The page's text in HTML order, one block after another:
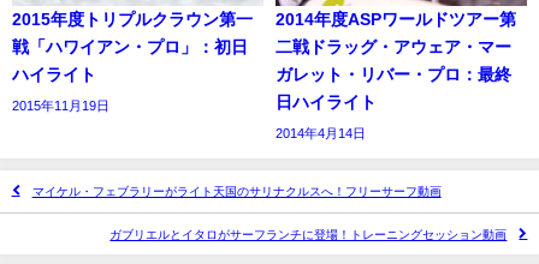
2015年度トリプルクラウン第一
戦「ハワイアン・プロ」：初日
ハイライト
2015年11月19日
2014年度ASPワールドツアー第
二戦ドラッグ・アウェア・マー
ガレット・リバー・プロ：最終
日ハイライト
2014年4月14日
マイケル・フェブラリーがライト天国のサリナクルスへ！フリーサーフ動画
ガブリエルとイタロがサーフランチに登場！トレーニングセッション動画